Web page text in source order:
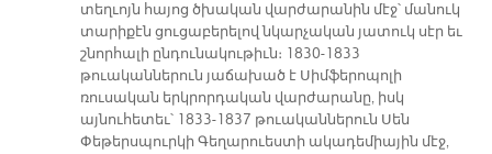
տեղւոյն հայոց ծխական վարժարանին մէջ՝ մանուկ
տարիքէն ցուցաբերելով նկարչական յատուկ սէր եւ
շնորհալի ընդունակութիւն։ 1830-1833
թուականներուն յաճախած է Սիմֆերոպոլի
ռուսական երկրորդական վարժարանը, իսկ
այնուհետեւ՝ 1833-1837 թուականներուն Սեն
Փեթերսպուրկի Գեղարուեստի ակադեմիային մէջ,